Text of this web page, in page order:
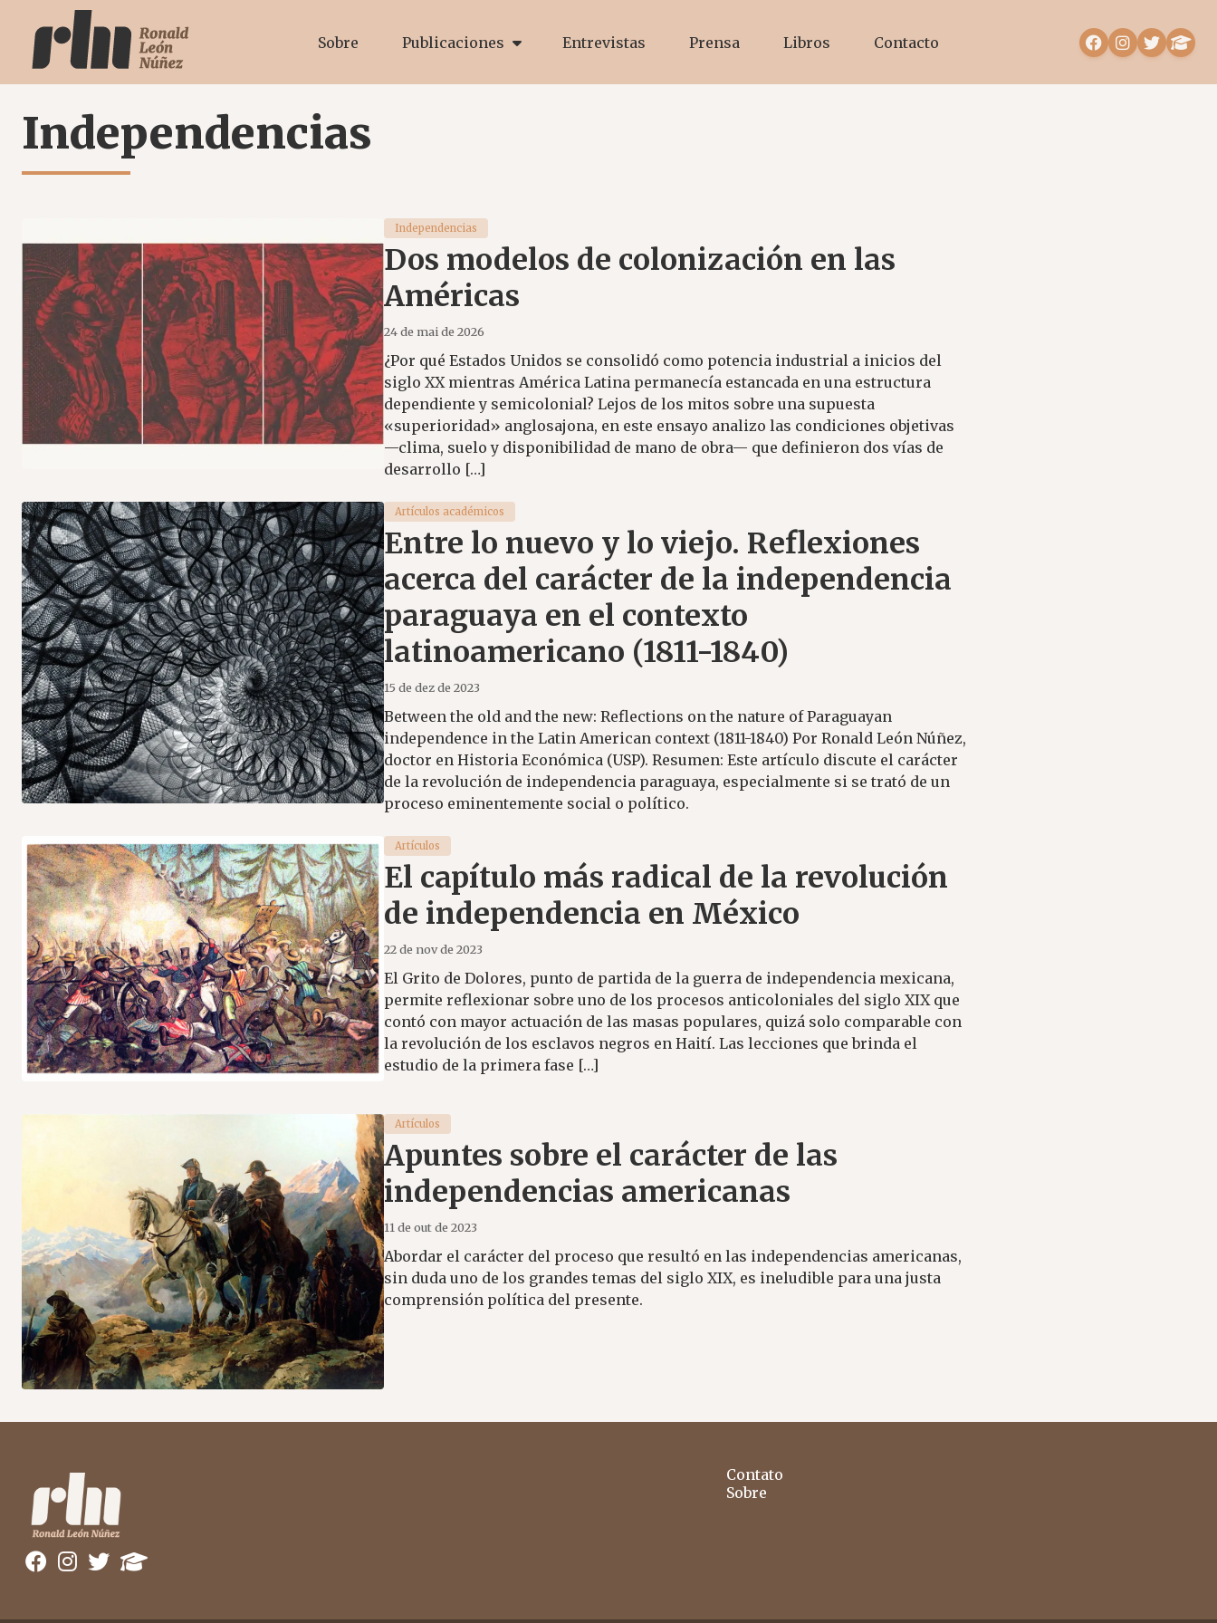
Sobre Publicaciones Entrevistas Prensa Libros Contacto
Independencias
Independencias
Dos modelos de colonización en las
Américas
24 de mai de 2026
¿Por qué Estados Unidos se consolidó como potencia industrial a inicios del
siglo XX mientras América Latina permanecía estancada en una estructura
dependiente y semicolonial? Lejos de los mitos sobre una supuesta
«superioridad» anglosajona, en este ensayo analizo las condiciones objetivas
—clima, suelo y disponibilidad de mano de obra— que definieron dos vías de
desarrollo […]
Artículos académicos
Entre lo nuevo y lo viejo. Reflexiones
acerca del carácter de la independencia
paraguaya en el contexto
latinoamericano (1811-1840)
15 de dez de 2023
Between the old and the new: Reflections on the nature of Paraguayan
independence in the Latin American context (1811-1840) Por Ronald León Núñez,
doctor en Historia Económica (USP). Resumen: Este artículo discute el carácter
de la revolución de independencia paraguaya, especialmente si se trató de un
proceso eminentemente social o político.
Artículos
El capítulo más radical de la revolución
de independencia en México
22 de nov de 2023
El Grito de Dolores, punto de partida de la guerra de independencia mexicana,
permite reflexionar sobre uno de los procesos anticoloniales del siglo XIX que
contó con mayor actuación de las masas populares, quizá solo comparable con
la revolución de los esclavos negros en Haití. Las lecciones que brinda el
estudio de la primera fase […]
Artículos
Apuntes sobre el carácter de las
independencias americanas
11 de out de 2023
Abordar el carácter del proceso que resultó en las independencias americanas,
sin duda uno de los grandes temas del siglo XIX, es ineludible para una justa
comprensión política del presente.
Contato
Sobre